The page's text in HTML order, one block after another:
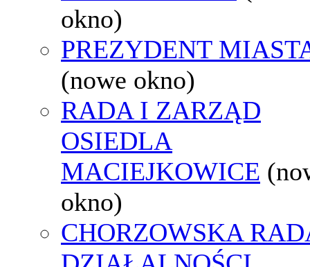
okno)
PREZYDENT
(nowe okno)
RADA I ZARZĄD
OSIEDLA
MACIEJKOWICE
okno)
CHORZOWSKA